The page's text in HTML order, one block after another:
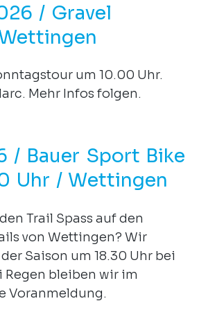
/ Gravel
um 10.00 Uhr.
Mehr Infos folgen.
/ Bauer Sport Bike
Uhr / Wettingen
Trail Spass auf den
von Wettingen? Wir
Saison um 18.30 Uhr bei
Regen bleiben wir im
Voranmeldung.